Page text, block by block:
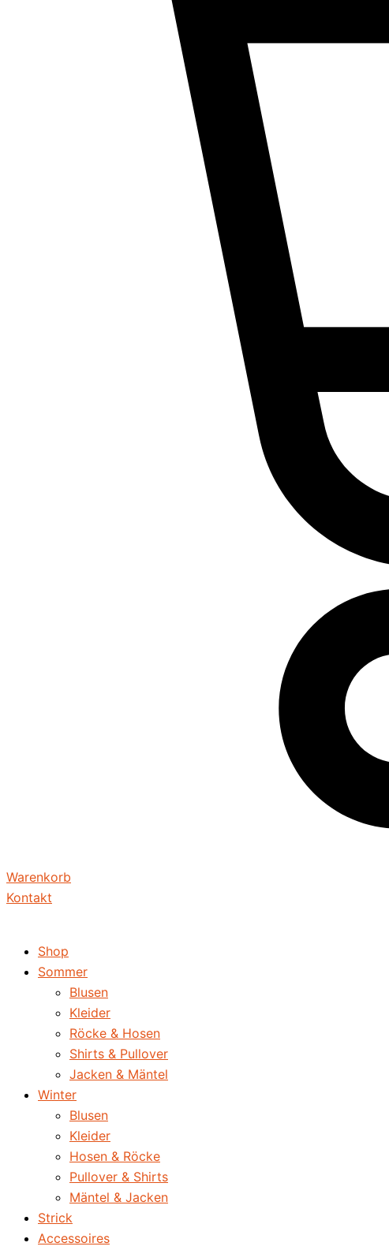
Warenkorb
Kontakt
Shop
Sommer
Blusen
Kleider
Röcke & Hosen
Shirts & Pullover
Jacken & Mäntel
Winter
Blusen
Kleider
Hosen & Röcke
Pullover & Shirts
Mäntel & Jacken
Strick
Accessoires